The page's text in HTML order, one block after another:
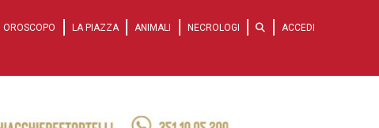
OROSCOPO LA PIAZZA ANIMALI NECROLOGI ACCEDI